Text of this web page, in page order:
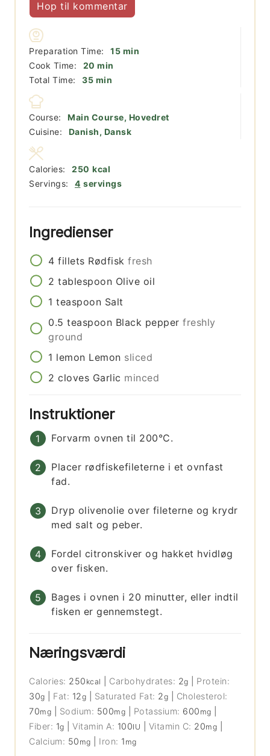
Hop til kommentar
Preparation Time: 15minutter
min
Cook Time:
20 minutter
min
Total Time:
35minutter
min
Course:
Main Course, Hovedret
Cuisine:
Danish, Dansk
Servings: 4 servings
Calories: 250 kcal
Ingredienser
4 fillets Rødfisk fresh
2 tablespoon Olive oil
1 teaspoon Salt
0.5 teaspoon Black pepper freshly
ground
1 lemon Lemon sliced
2 cloves Garlic minced
Instruktioner
Forvarm ovnen til 200°C.
Placer rødfiskefileterne i et ovnfast
fad.
Dryp olivenolie over fileterne og krydr
med salt og peber.
Fordel citronskiver og hakket hvidløg
over fisken.
Bages i ovnen i 20 minutter, eller indtil
fisken er gennemstegt.
Næringsværdi
Calories: 250 kcal Carbohydrates: 2g
Protein:
30g Fat: 12g Saturated Fat: 2g
Cholesterol:
70mg Sodium: 500mg Potassium: 600 mg
Fiber: 1g |Vitamin A: 100IU Vitamin C: 20mg
Calcium: 50 mg Iron: 1 mg